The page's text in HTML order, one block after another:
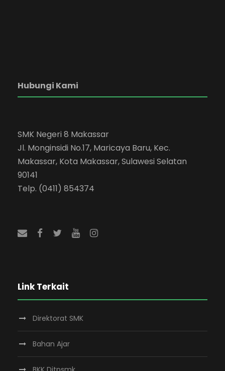
Hubungi Kami
SMK Negeri 8 Makassar
Jl. Monginsidi No.17, Maricaya Baru, Kec.
Makassar, Kota Makassar, Sulawesi Selatan
90141
Telp. (0411) 854374
Link Terkait
Direktorat SMK
Bahan Ajar